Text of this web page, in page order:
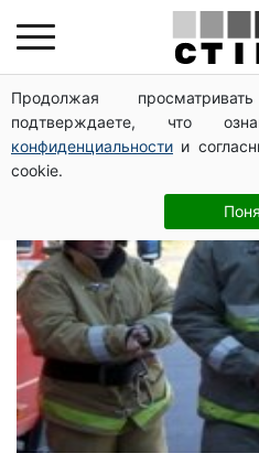
Продолжая
подтверждаете, что
конфиденциальности и
cookie.
Кривой Рог